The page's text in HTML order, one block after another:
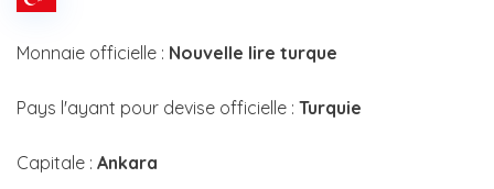
Monnaie officielle : Nouvelle lire turque
Pays l'ayant pour devise officielle : Turquie
Capitale : Ankara